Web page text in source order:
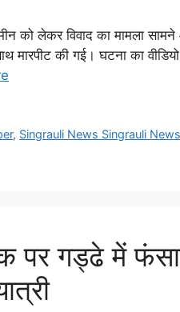
को लेकर विवाद का मामला
मारपीट की गई। घटना का
, Singrauli News Singrauli News
गड्ढे में फंसा